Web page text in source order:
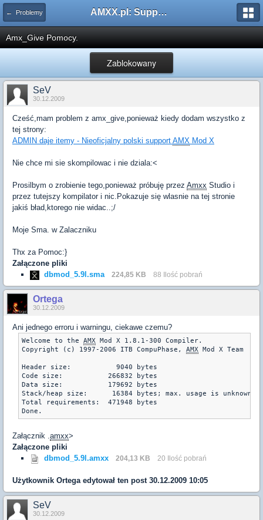
← Problemy AMXX.pl: Support AMX Mod X i SourceMod
Amx_Give Pomocy.
Zablokowany
SeV
30.12.2009
Cześć,mam problem z amx_give,ponieważ kiedy dodam wszystko z
tej strony:
ADMIN daje itemy - Nieoficjalny polski support AMX Mod X
Nie chce mi sie skompilowac i nie dziala:<
Prosilbym o zrobienie tego,ponieważ próbuję przez Amxx Studio i
przez tutejszy kompilator i nic.Pokazuje się wlasnie na tej stronie
jakiś bład,ktorego nie widac..;/
Moje Sma. w Zalaczniku
Thx za Pomoc:}
Załączone pliki
dbmod_5.9l.sma
224,85 KB 88 Ilość pobrań
Ortega
30.12.2009
Ani jednego erroru i warningu, ciekawe czemu?
Welcome to the AMX Mod X 1.8.1-300 Compiler.
Copyright (c) 1997-2006 ITB CompuPhase, AMX Mod X Team
Header size:           9040 bytes
Code size:           266832 bytes
Data size:           179692 bytes
Stack/heap size:      16384 bytes; max. usage is unknown,
Total requirements:  471948 bytes
Załącznik .amxx>
Załączone pliki
dbmod_5.9l.amxx
204,13 KB 20 Ilość pobrań
Użytkownik Ortegaedytował ten post 30.12.2009 10:05
SeV
30.12.2009